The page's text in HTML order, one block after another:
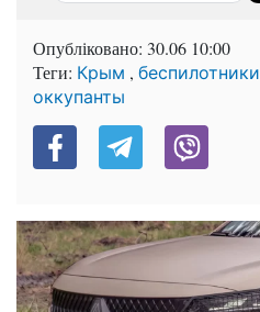
Опубліковано: 30.06 10:00
Теги: Крым , беспилотники
оккупанты